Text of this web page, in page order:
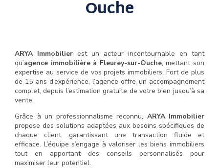
Ouche
ARYA Immobilier est un acteur incontournable en tant
qu’agence immobilière à Fleurey-sur-Ouche, mettant son
expertise au service de vos projets immobiliers. Fort de plus
de 15 ans d’expérience, l’agence offre un accompagnement
complet, depuis l’estimation gratuite de votre bien jusqu’à sa
vente.
Grâce à un professionnalisme reconnu, ARYA Immobilier
propose des solutions adaptées aux besoins spécifiques de
chaque client, garantissant une transaction fluide et
efficace. L’équipe s’engage à valoriser les biens immobiliers
tout en apportant des conseils personnalisés pour
maximiser leur potentiel.